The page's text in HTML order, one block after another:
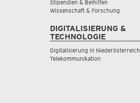
Stipendien & Beihilfen
Wissenschaft & Forschung
DIGITALISIERUNG &
TECHNOLOGIE
Digitalisierung in Niederösterreich
Telekommunikation